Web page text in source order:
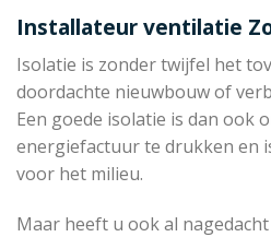
Installateur ventilatie
Isolatie is zonder twijfel het
doordachte nieuwbouw of
Een goede isolatie is dan ook
energiefactuur te drukken en
voor het milieu.
Maar heeft u ook al